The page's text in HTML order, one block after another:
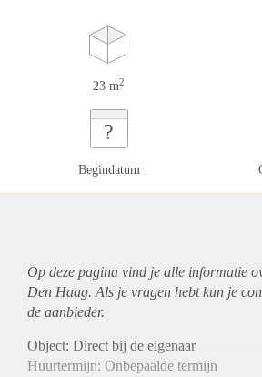
23 m2
?
Begindatum
Op deze pagina vind je alle informatie
Den Haag. Als je vragen hebt kun je
de aanbieder.
Object: Direct bij de eigenaar
Huurtermijn: Onbepaalde termijn